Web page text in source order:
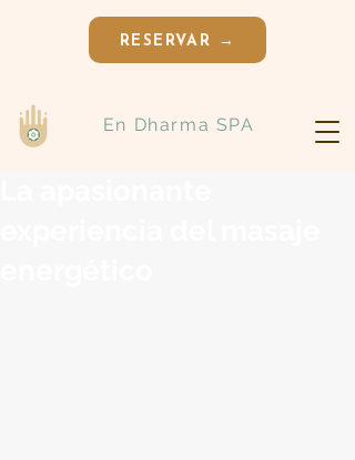
RESERVAR →
En Dharma SPA